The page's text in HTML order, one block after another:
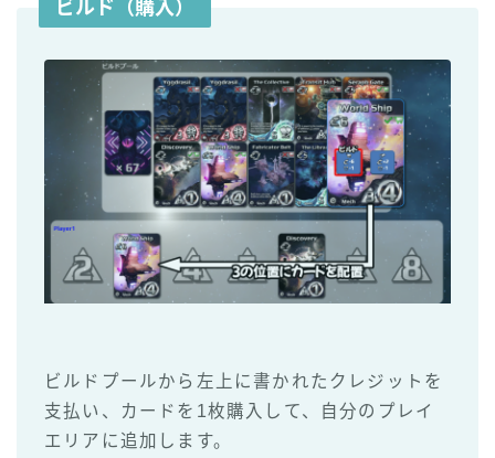
ビルド（購入）
ビルドプールから左上に書かれたクレジットを
支払い、カードを1枚購入して、自分のプレイ
エリアに追加します。